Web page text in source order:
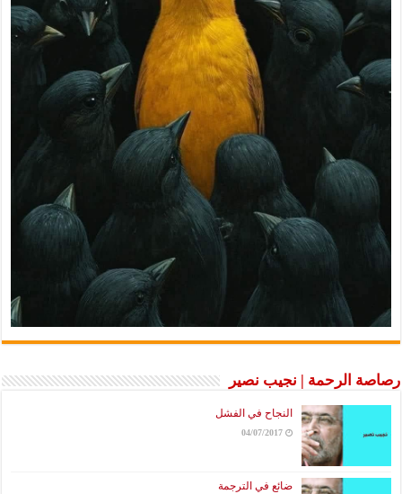
رصاصة الرحمة | نجيب نصير
النجاح في الفشل
04/07/2017
ضائع في الترجمة